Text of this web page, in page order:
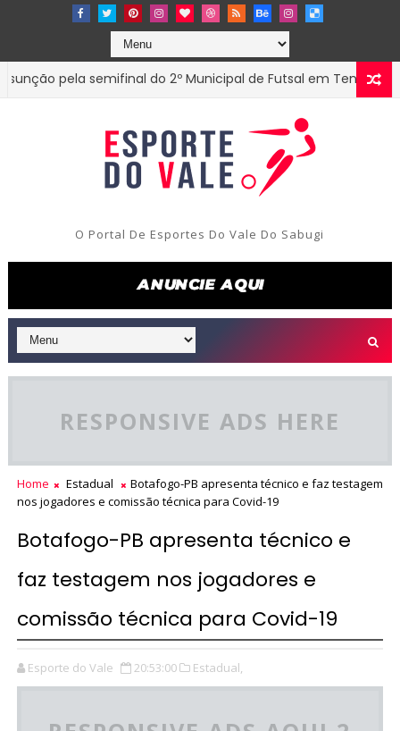
pela semifinal do 2º Municipal de Futsal em Tenório-PB
O Portal De Esportes Do Vale Do Sabugi
RESPONSIVE ADS HERE
Home Estadual
Botafogo-PB apresenta técnico e faz testagem
nos jogadores e comissão técnica para Covid-19
Botafogo-PB apresenta técnico e
faz testagem nos jogadores e
comissão técnica para Covid-19
Esporte do Vale 20:53:00 Estadual,